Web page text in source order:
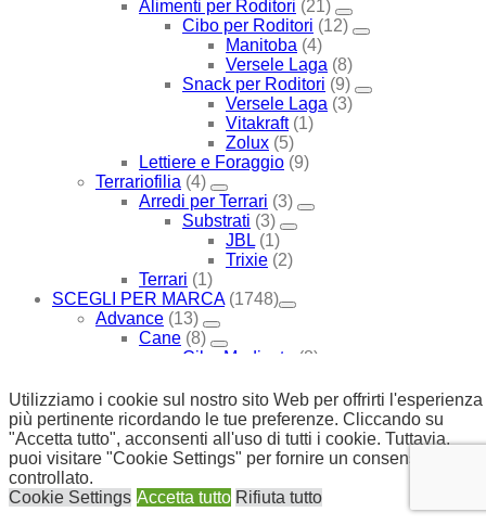
Alimenti per Roditori (21)
Cibo per Roditori (12)
Manitoba (4)
Versele Laga (8)
Snack per Roditori (9)
Versele Laga (3)
Vitakraft (1)
Zolux (5)
Lettiere e Foraggio (9)
Terrariofilia (4)
Arredi per Terrari (3)
Substrati (3)
JBL (1)
Trixie (2)
Terrari (1)
SCEGLI PER MARCA (1748)
Advance (13)
Cane (8)
Cibo Medicato
(8)
Gatto (5)
Alimenti Medicati (5)
Cibo Secco Medicato (5)
Advantix (1)
Acquariologia (6)
Utilizziamo i cookie sul nostro sito Web per offrirti l'esperienza
più pertinente ricordando le tue preferenze. Cliccando su
"Accetta tutto", acconsenti all'uso di tutti i cookie. Tuttavia,
puoi visitare "Cookie Settings" per fornire un consenso
controllato.
Cookie Settings Accetta tutto Rifiuta tutto